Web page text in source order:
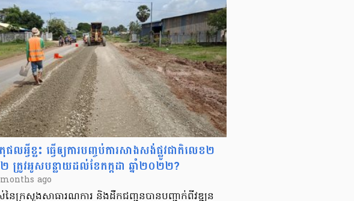
លអ្វីខ្លះ ធ្វើឲ្យការបញ្ចប់ការសាងសង់ផ្លូវជាតិលេខ២
ត្រូវអូសបន្លាយដល់ខែកក្កដា ឆ្នាំ២០២២?
ago
ស់នៃក្រសួងសាធារណការ និងដឹកជញ្ជូនបានបញ្ជាក់ពីវឌ្ឍន